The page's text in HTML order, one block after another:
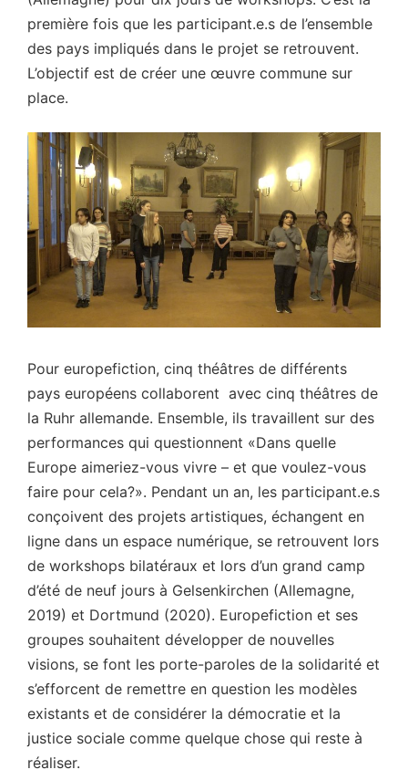
première fois que les participant.e.s de l’ensemble
des pays impliqués dans le projet se retrouvent.
L’objectif est de créer une œuvre commune sur
place.
Pour europefiction, cinq théâtres de différents
pays européens collaborent avec cinq théâtres de
la Ruhr allemande. Ensemble, ils travaillent sur des
performances qui questionnent «Dans quelle
Europe aimeriez-vous vivre – et que voulez-vous
faire pour cela?». Pendant un an, les participant.e.s
conçoivent des projets artistiques, échangent en
ligne dans un espace numérique, se retrouvent lors
de workshops bilatéraux et lors d’un grand camp
d’été de neuf jours à Gelsenkirchen (Allemagne,
2019) et Dortmund (2020). Europefiction et ses
groupes souhaitent développer de nouvelles
visions, se font les porte-paroles de la solidarité et
s’efforcent de remettre en question les modèles
existants et de considérer la démocratie et la
justice sociale comme quelque chose qui reste à
réaliser.